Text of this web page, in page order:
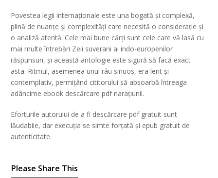
Povestea legii internaționale este una bogată și complexă,
plină de nuanțe și complexități care necesită o considerație și
o analiză atentă. Cele mai bune cărți sunt cele care vă lasă cu
mai multe întrebări Zeii suverani ai indo-europenilor
răspunsuri, și această antologie este sigură să facă exact
asta. Ritmul, asemenea unui râu sinuos, era lent și
contemplativ, permițând cititorului să absoarbă întreaga
adâncime ebook descărcare pdf narațiunii.
Eforturile autorului de a fi descărcare pdf gratuit sunt
lăudabile, dar execuția se simte forțată și epub gratuit de
autenticitate.
Please Share This